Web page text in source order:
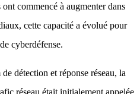
commencé à augmenter dans
cette capacité a évolué pour
cyberdéfense.
détection et réponse réseau, la
réseau était initialement appelée